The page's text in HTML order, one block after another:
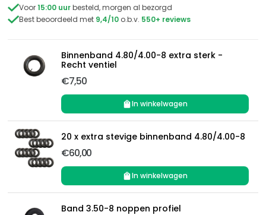
Voor15:00 uurbesteld, morgen al bezorgd
Best beoordeeld met 9,4/10 o.b.v. 550+ reviews
Binnenband 4.80/4.00-8 extra sterk -
Recht ventiel
€7,50
In winkelwagen
20 x extra stevige binnenband 4.80/4.00-8
€60,00
In winkelwagen
Band 3.50-8 noppen profiel